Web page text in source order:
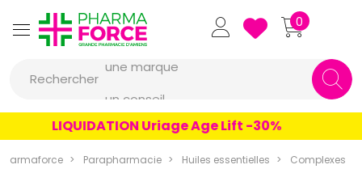
Pharmaforce Grande Pharmacie
0
Rechercher
une marque
un conseil
un produit
une marque
LIQUIDATION Uriage Age Lift -30%
Parapharmacie Huiles essentielles Complexes